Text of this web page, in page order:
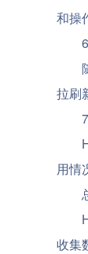
和操
拉刷
用情
收集